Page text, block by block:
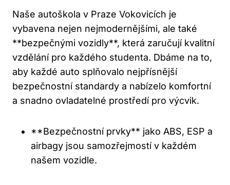
Naše autoškola v Praze Vokovicích je
vybavena nejen nejmodernějšími, ale také
**bezpečnými vozidly**, která zaručují kvalitní
vzdělání pro každého studenta. Dbáme na to,
aby každé auto splňovalo nejpřísnější
bezpečnostní standardy a nabízelo komfortní
a snadno ovladatelné prostředí pro výcvik.
**Bezpečnostní prvky** jako ABS, ESP a
airbagy jsou samozřejmostí v každém
našem vozidle.